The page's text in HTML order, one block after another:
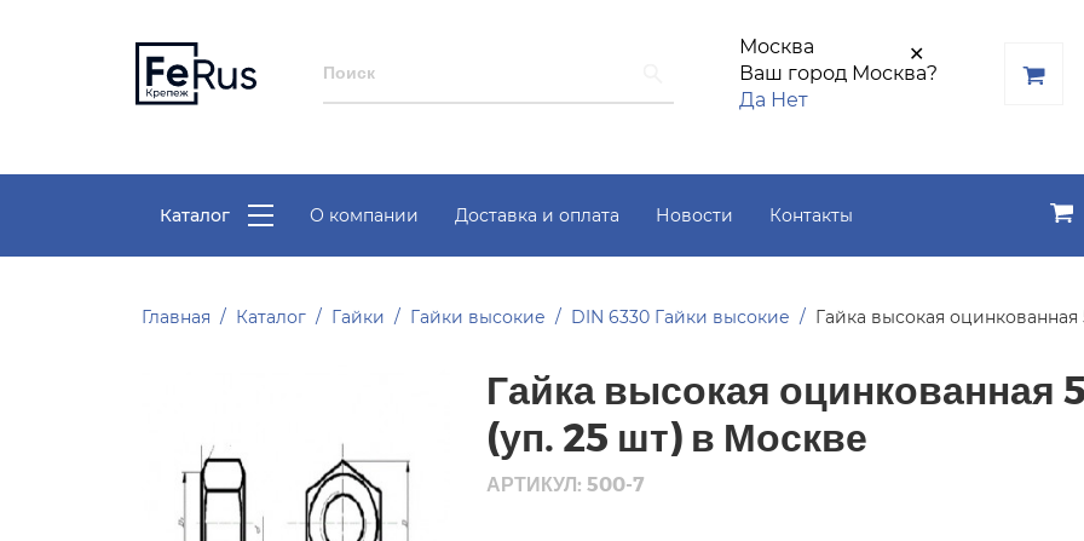
Москва
✕
Ваш город Москва?
Да Нет
Каталог О компании Доставка и оплата Новости Контакты
Главная Каталог Гайки Гайки высокие DIN 6330 Гайки высокие Гайка высокая
Гайка высокая
(уп. 25 шт) в Москве
АРТИКУЛ: 500-7